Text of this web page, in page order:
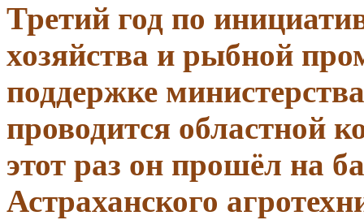
Третий год по
хозяйства и рыбной
поддержке
проводится областной
этот раз он прошёл на
Астраханского